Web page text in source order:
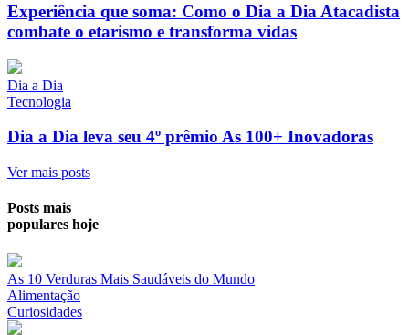
Experiência que soma: Como o Dia a Dia Atacadista
combate o etarismo e transforma vidas
Dia a Dia
Tecnologia
Dia a Dia leva seu 4º prêmio As 100+ Inovadoras
Ver mais posts
Posts mais
populares hoje
As 10 Verduras Mais Saudáveis do Mundo
Alimentação
Curiosidades